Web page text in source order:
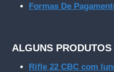
Formas De
ALGUNS PRODUTOS
Rifle 22 CBC com